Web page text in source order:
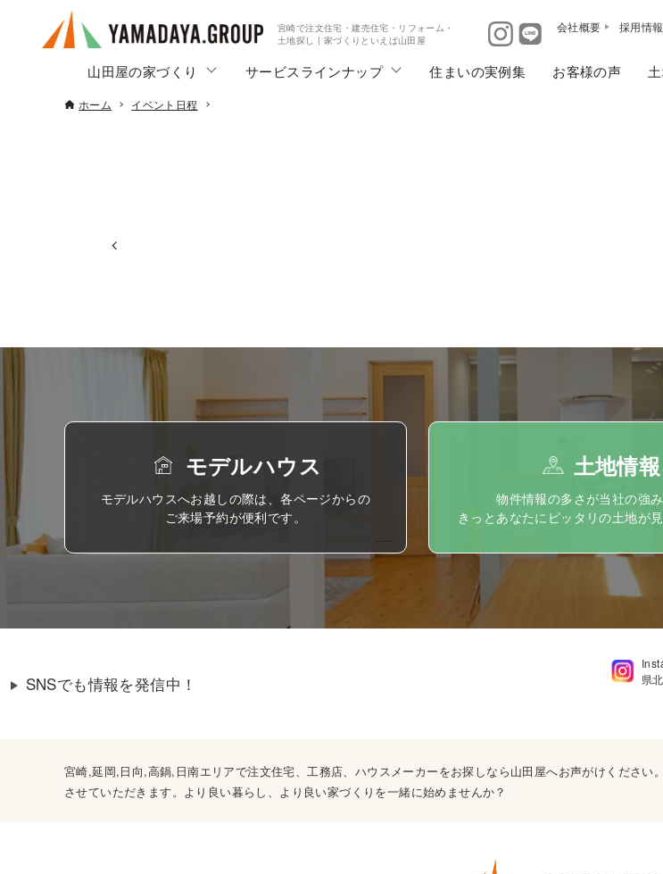
宮崎で注文住宅・建売住宅・リフォーム・
土地探し | 家づくりといえば山田屋
会社概要 採用情報
山田屋の家づくり サービスラインナップ 住まいの実例集 お客様の声
ホーム イベント日程
モデルハウス
モデルハウスへお越しの際は、各ページからの
ご来場予約が便利です。
土地情報
物件情報の多さが当社の強み
きっとあなたにピッタリの土地が見
SNSでも情報を発信中！
県
宮崎,延岡,日向,高鍋,日南エリアで注文住宅、工務店、ハウスメーカーをお探しなら山田屋へお声がけくださ
させていただきます。より良い暮らし、より良い家づくりを一緒に始めませんか？